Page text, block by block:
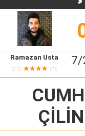
Ramazan Usta
8/10 ★★★★ 175
7/